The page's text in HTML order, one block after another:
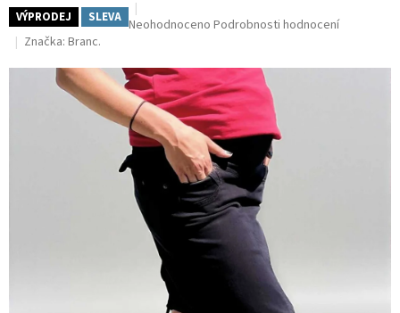
VÝPRODEJ SLEVA Průměrné
je
0,0
z
5
hvězdiček.
Neohodnoceno Podrobnosti hodnocení
Značka: Branc.